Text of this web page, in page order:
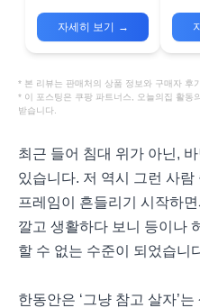
자세히 보기 →
* 본 리뷰는 판매처의 상품 정보와 구매자 후
* 이 포스팅은 쿠팡 파트너스, 오늘의집 활동
받습니다.
최근 들어 침대 위가 아닌,
있습니다. 저 역시 그런 사
프레임이 흔들리기 시작하
깔고 생활하다 보니 등이나
할 수 없는 수준이 되었습니
한동안은 ‘그냥 참고 살자’